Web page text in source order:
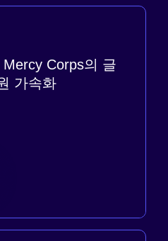
Corps의 글
가속화